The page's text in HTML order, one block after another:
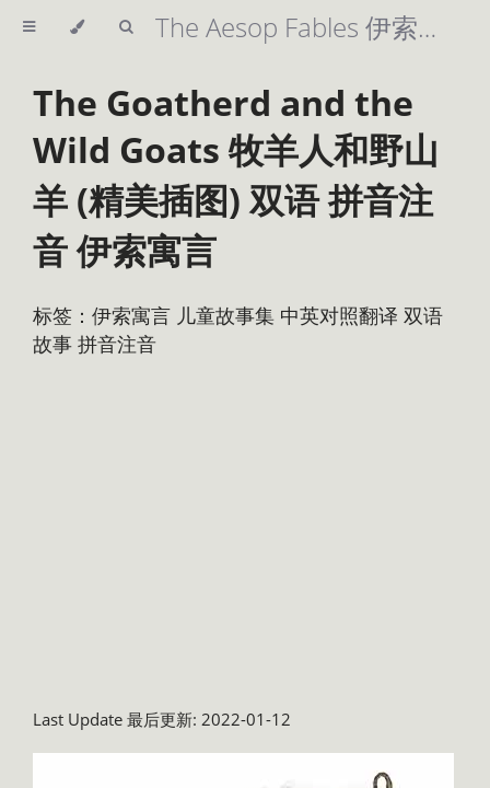
The Aesop Fables 伊索寓言 精美插图 英汉双语 拼音注音 儿童故事集
The Goatherd and the
Wild Goats 牧羊人和野山
羊 (精美插图) 双语 拼音注
音 伊索寓言
标签：伊索寓言 儿童故事集 中英对照翻译 双语
故事 拼音注音
Last Update 最后更新: 2022-01-12